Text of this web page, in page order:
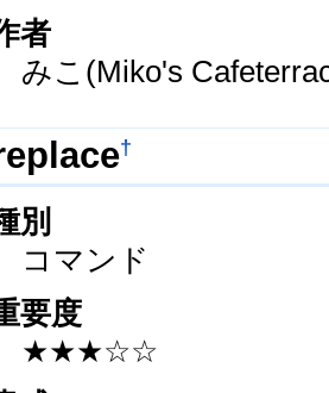
者
みこ(Miko's
†
別
コマンド
要度
★★★☆☆